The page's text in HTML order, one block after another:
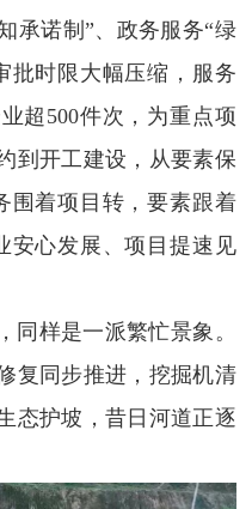
承诺制”、政务服务“绿
批时限大幅压缩，服务
超500件次，为重点项
到开工建设，从要素保
围着项目转，要素跟着
安心发展、项目提速见
同样是一派繁忙景象。
复同步推进，挖掘机清
态护坡，昔日河道正逐